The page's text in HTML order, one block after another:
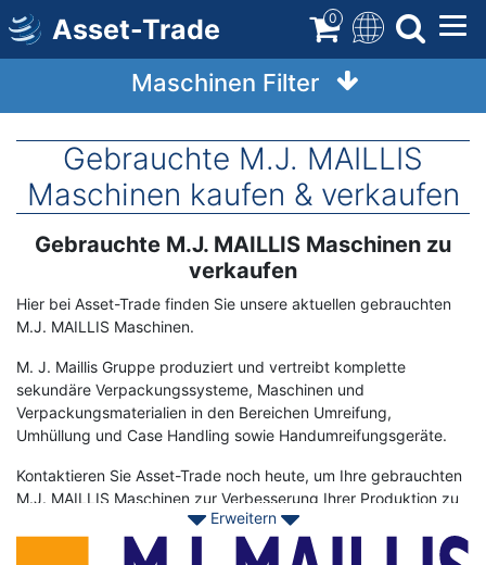
Direkt
zum
Inhalt
Asset-Trade 0
Maschinen Filter
Gebrauchte M.J. MAILLIS
Maschinen kaufen & verkaufen
Term
Gebrauchte M.J. MAILLIS Maschinen zu
verkaufen
Hier bei Asset-Trade finden Sie unsere aktuellen gebrauchten
M.J. MAILLIS Maschinen.
M. J. Maillis Gruppe produziert und vertreibt komplette
sekundäre Verpackungssysteme, Maschinen und
Verpackungsmaterialien in den Bereichen Umreifung,
Umhüllung und Case Handling sowie Handumreifungsgeräte.
Kontaktieren Sie Asset-Trade noch heute, um Ihre gebrauchten
M.J. MAILLIS Maschinen zur Verbesserung Ihrer Produktion zu
Erweitern